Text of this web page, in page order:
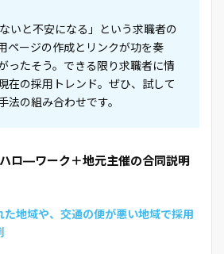
ないと不安になる」という求職者の
ページの作成とリンクが功を奏
ったそう。できる限り求職者に情
在の採用トレンド。ぜひ、試して
法の組み合わせです。
ロ―ワーク＋地元主催の合同説明
地域や、交通の便が悪い地域で採用